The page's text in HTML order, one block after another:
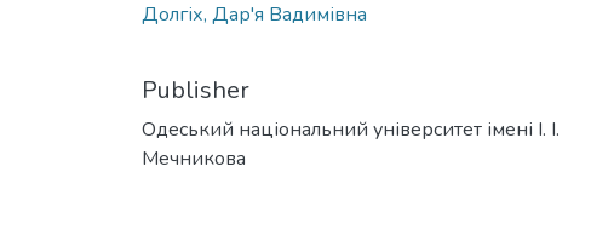
Долгіх, Дар'я Вадимівна
Publisher
Одеський національний університет імені І. І.
Мечникова